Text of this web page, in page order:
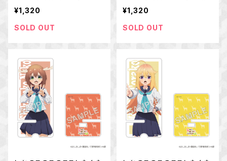
狸小路 絹
¥1,320
SOLD OUT
燕谷 千春
¥1,320
SOLD OUT